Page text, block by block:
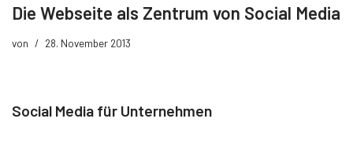
Die Webseite als Zentrum von Social Media
von 28. November 2013
Social Media für Unternehmen